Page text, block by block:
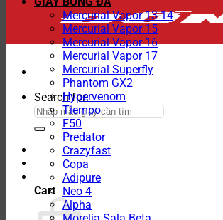
Search for:
Cart
Mercurial Vapor 13-14
Mercurial Vapor 15
Mercurial Vapor 16
Mercurial Vapor 17
Mercurial Superfly
Phantom GX2
Hypervenom
Tiempo
F50
Predator
Crazyfast
Copa
Adipure
Neo 4
Alpha